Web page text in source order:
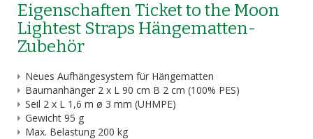
Eigenschaften Ticket to the Moon
Lightest Straps Hängematten-
Zubehör
Neues Aufhängesystem für Hängematten
Baumanhänger 2 x L 90 cm B 2 cm (100% PES)
Seil 2 x L 1,6 m ø 3 mm (UHMPE)
Gewicht 95 g
Max. Belastung 200 kg